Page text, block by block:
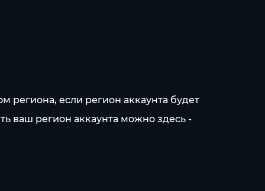
региона, если регион аккаунта будет
ваш регион аккаунта можно здесь -